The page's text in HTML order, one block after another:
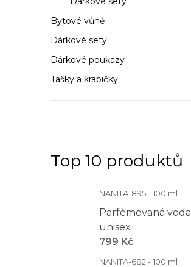
p
a
n
e
Bytové vůně
Dárkové sety
Dárkové poukazy
Tašky a krabičky
Top 10 produktů
NANITA-895 - 100 ml
Parfémovaná voda
unisex
799 Kč
NANITA-682 - 100 ml